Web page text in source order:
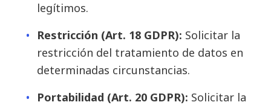
legítimos.
Restricción (Art. 18 GDPR): Solicitar la
restricción del tratamiento de datos en
determinadas circunstancias.
Portabilidad (Art. 20 GDPR): Solicitar la